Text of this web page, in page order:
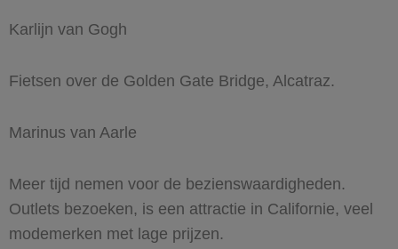
Karlijn van Gogh
Fietsen over de Golden Gate Bridge, Alcatraz.
Marinus van Aarle
Meer tijd nemen voor de bezienswaardigheden.
Outlets bezoeken, is een attractie in Californie, veel
modemerken met lage prijzen.